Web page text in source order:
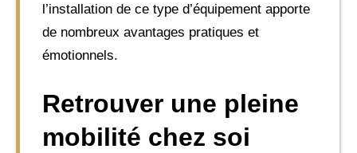
l’installation de ce type d’équipement apporte
de nombreux avantages pratiques et
émotionnels.
Retrouver une pleine
mobilité chez soi